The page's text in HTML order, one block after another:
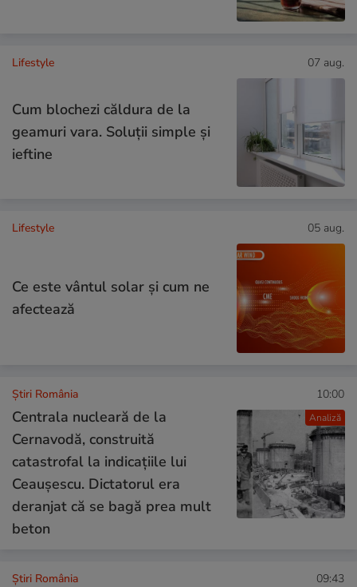
Lifestyle 07 aug.
Cum blochezi căldura de la
geamuri vara. Soluții simple și
ieftine
Lifestyle 05 aug.
Ce este vântul solar și cum ne
afectează
Analiză
Știri România 10:00
Centrala nucleară de la
Cernavodă, construită
catastrofal la indicațiile lui
Ceaușescu. Dictatorul era
deranjat că se bagă prea mult
beton
Știri România 09:43